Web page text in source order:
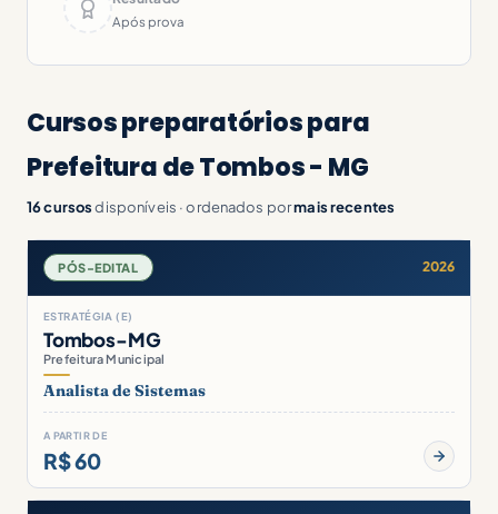
Após prova
Cursos preparatórios para
Prefeitura de Tombos - MG
16 cursosdisponíveis · ordenados pormais recentes
PÓS-EDITAL 2026
ESTRATÉGIA (E)
Tombos-MG
Prefeitura Municipal
Analista de Sistemas
A PARTIR DE
R$ 60